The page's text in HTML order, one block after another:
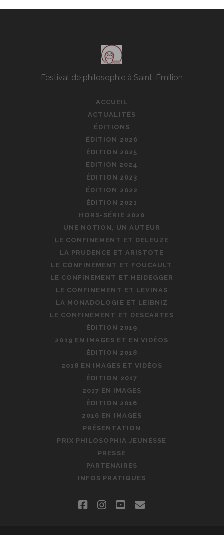
Festival de philosophie à Saint-Émilion
ACCUEIL
ACTUALITÉS
ÉDITIONS
ÉDITION 2026
ÉDITION 2025
ÉDITION 2024
ÉDITION 2023
ÉDITION 2022
ÉDITION 2021
HORS-SÉRIE 2020
UNE NOTION, UN AUTEUR
LE CONFINEMENT ET DELEUZE
LA PRUDENCE ET ARISTOTE
LE CONFINEMENT ET FOUCAULT
LE CONFINEMENT ET HEIDEGGER
LE CONFINEMENT ET LEVINAS
LA MONADOLOGIE ET LEIBNIZ
LE CONFINEMENT ET DESCARTES
ÉDITION 2019
2019 EN IMAGES ET EN VIDÉOS
ÉDITION 2018
2018 EN IMAGES ET VIDÉOS
ÉDITION 2017
2017 EN IMAGES
ÉDITION 2016
2016 EN IMAGES
PRÉSENTATION
PRIX PHILOSOPHIA JEUNESSE
PRESSE
PARTENAIRES
INFOS PRATIQUES
facebookinstagram
youtube
email